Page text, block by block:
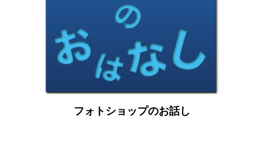
フォトショップのお話し